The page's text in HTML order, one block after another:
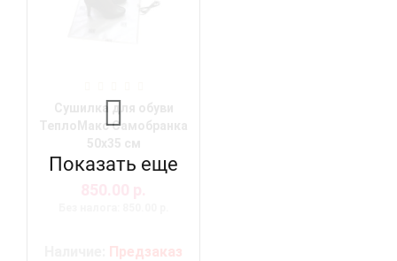
ТеплоМакс Самобранка
Предзаказ
Показать еще